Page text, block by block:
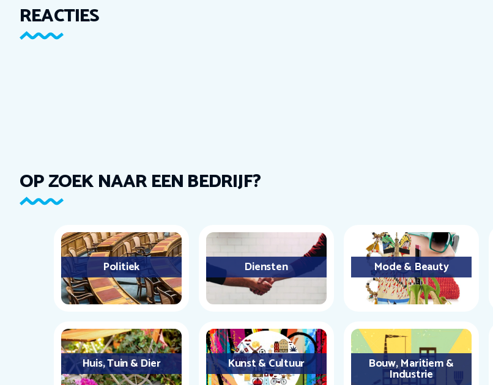
REACTIES
OP ZOEK NAAR EEN BEDRIJF?
Politiek Diensten Mode & Beauty
Huis, Tuin & Dier Kunst & Cultuur Bouw, Maritiem &
Industrie